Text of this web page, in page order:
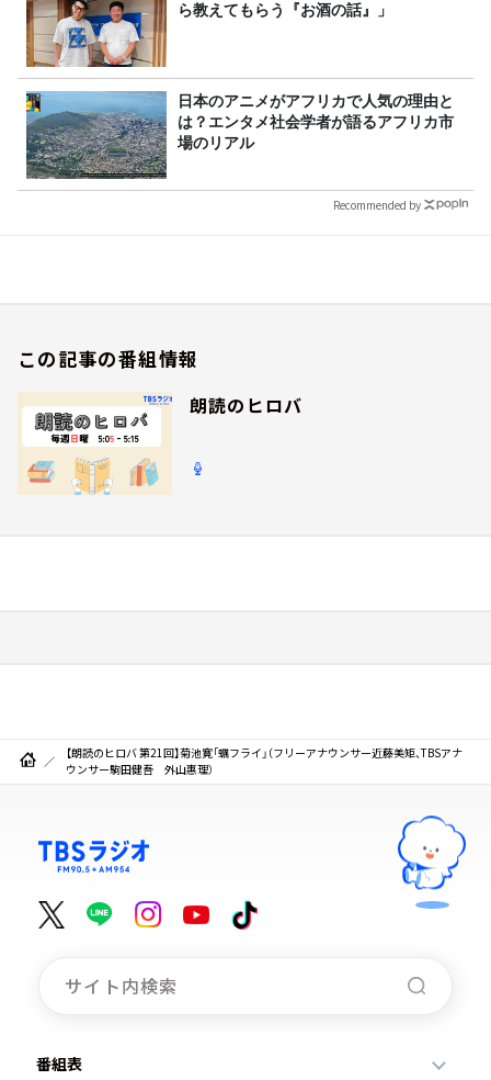
ら教えてもらう『お酒の話』」
日本のアニメがアフリカで人気の理由と
は？エンタメ社会学者が語るアフリカ市
場のリアル
Recommended by
この記事の番組情報
朗読のヒロバ
【朗読のヒロバ 第21回】菊池寛「蠣フライ」（フリーアナウンサー近藤美矩、TBSアナ
ウンサー駒田健吾 外山惠理）
番組表